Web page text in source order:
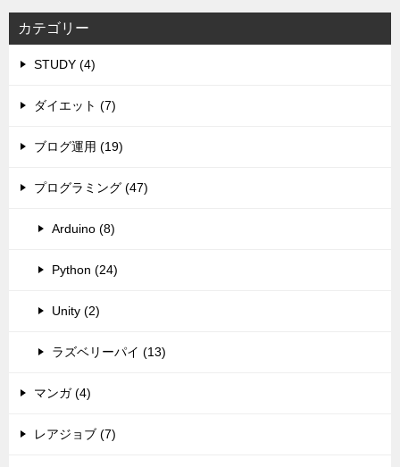
カテゴリー
STUDY (4)
ダイエット (7)
ブログ運用 (19)
プログラミング (47)
Arduino (8)
Python (24)
Unity (2)
ラズベリーパイ (13)
マンガ (4)
レアジョブ (7)